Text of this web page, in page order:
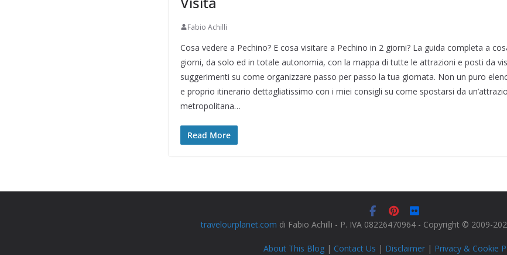
Fabio Achilli
Cosa vedere a Pechino? E cosa visitare a Pechino in 2 giorni? La guida completa a
giorni, da solo ed in totale autonomia, con la mappa di tutte le attrazioni e posti da
suggerimenti su come organizzare passo per passo la tua giornata. Non un puro
e proprio itinerario dettagliatissimo con i miei consigli su come spostarsi da
metropolitana…
Read More
travelourplanet.com di Fabio Achilli - P. IVA 08226470964 - Copyright © 2009-
About This Blog | Contact Us | Disclaimer | Privacy & Cookie